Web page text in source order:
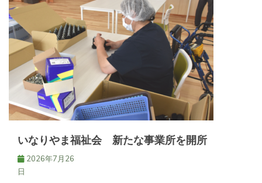
いなりやま福祉会 新たな事業所を開所
2026年7月26
日